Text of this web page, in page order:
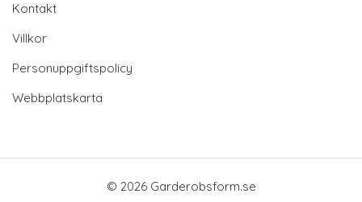
Kontakt
Villkor
Personuppgiftspolicy
Webbplatskarta
© 2026 Garderobsform.se